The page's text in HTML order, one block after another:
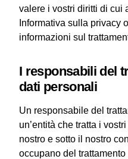
valere i vostri diritti di cui
Informativa sulla privacy
informazioni sul
I responsabili del
dati personali
Un responsabile del
un’entità che tratta i
nostro e sotto il nostro
occupano del